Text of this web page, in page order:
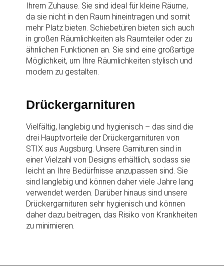
Ihrem Zuhause. Sie sind ideal für kleine Räume,
da sie nicht in den Raum hineintragen und somit
mehr Platz bieten. Schiebetüren bieten sich auch
in großen Räumlichkeiten als Raumteiler oder zu
ähnlichen Funktionen an. Sie sind eine großartige
Möglichkeit, um Ihre Räumlichkeiten stylisch und
modern zu gestalten.
Drückergarnituren
Vielfältig, langlebig und hygienisch – das sind die
drei Hauptvorteile der Drückergarnituren von
STIX aus Augsburg. Unsere Garnituren sind in
einer Vielzahl von Designs erhältlich, sodass sie
leicht an Ihre Bedürfnisse anzupassen sind. Sie
sind langlebig und können daher viele Jahre lang
verwendet werden. Darüber hinaus sind unsere
Drückergarnituren sehr hygienisch und können
daher dazu beitragen, das Risiko von Krankheiten
zu minimieren.